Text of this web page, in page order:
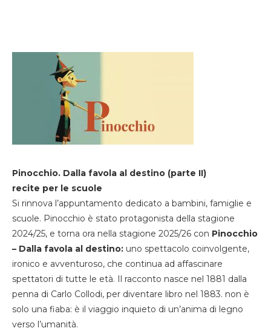
Pinocchio. Dalla favola al destino (parte II)
recite per le scuole
Si rinnova l’appuntamento dedicato a bambini, famiglie e
scuole. Pinocchio è stato protagonista della stagione
2024/25, e torna ora nella stagione 2025/26 con Pinocchio
– Dalla favola al destino: uno spettacolo coinvolgente,
ironico e avventuroso, che continua ad affascinare
spettatori di tutte le età. Il racconto nasce nel 1881 dalla
penna di Carlo Collodi, per diventare libro nel 1883. non è
solo una fiaba: è il viaggio inquieto di un’anima di legno
verso l’umanità.